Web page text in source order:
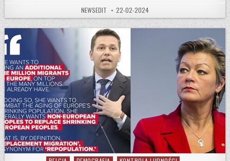
AUTHOR:
NEWSEDIT PUBLISHED DATE:
22-02-2024